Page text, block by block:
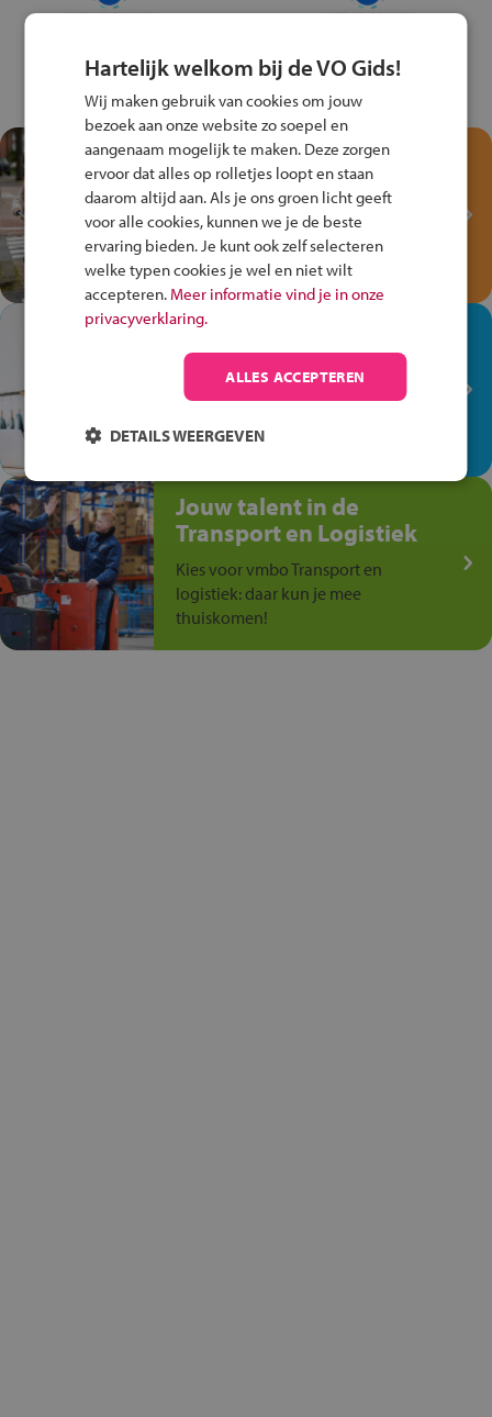
Test je kennis met het
Fiets Veilig
Verkeersspel!
Speel het Fiets Veilig Verkeersspel
en win een Cortina-fiets!
In de winkel ben je op je
plek!
Ontdek via het vmbo jouw talent
anders is!
Jouw talent in de
Transport en Logistiek
Kies voor vmbo Transport en
logistiek: daar kun je mee
thuiskomen!
Hartelijk welkom bij de VO Gids!
Wij maken gebruik van cookies om jouw
bezoek aan onze website zo soepel en
aangenaam mogelijk te maken. Deze zorgen
ervoor dat alles op rolletjes loopt en staan
daarom altijd aan. Als je ons groen licht geeft
voor alle cookies, kunnen we je de beste
ervaring bieden. Je kunt ook zelf selecteren
welke typen cookies je wel en niet wilt
accepteren. Meer informatie vind je in onze
privacyverklaring.
ALLES ACCEPTEREN
DETAILS WEERGEVEN